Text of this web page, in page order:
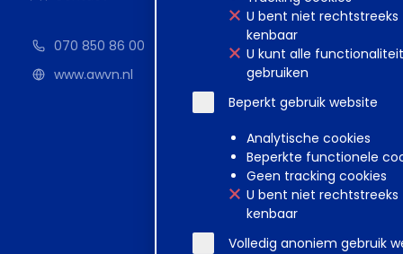
U bent niet rechtstreeks
kenbaar
U kunt alle
gebruiken
Beperkt gebruik website
Analytische cookies
Beperkte functionele
Geen tracking cookies
U bent niet rechtstreeks
kenbaar
Volledig anoniem gebruik
070 850 86 00
www.awvn.nl